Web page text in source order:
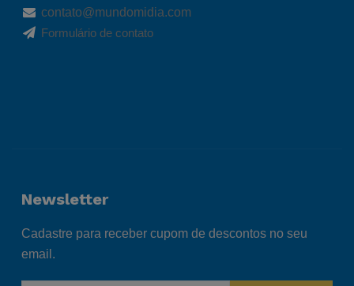
contato@mundomidia.com
Formulário de contato
Newsletter
Cadastre para receber cupom de descontos no seu
email.